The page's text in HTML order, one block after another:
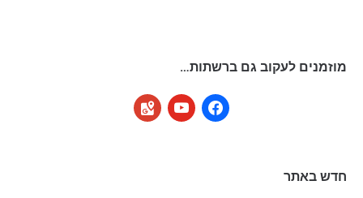
מוזמנים לעקוב גם ברשתות…
facebook
youtube
google-
maps
חדש באתר